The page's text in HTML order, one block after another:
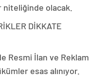
niteliğinde olacak.
DİKKATE
Resmi İlan ve Reklam
esas alınıyor.